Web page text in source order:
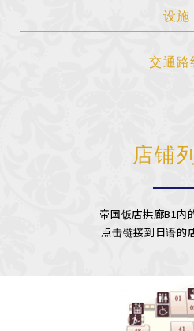
设施
交通路
店铺
帝国饭店拱廊B1内
点击链接到日语的